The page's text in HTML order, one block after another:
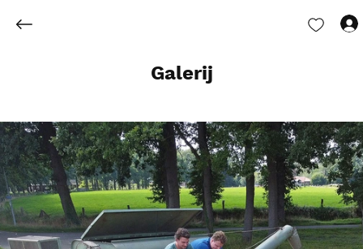
Galerij